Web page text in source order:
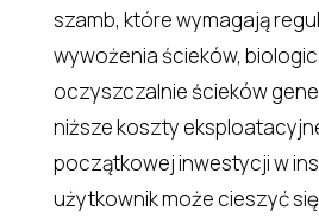
szamb, które wymagają
wywożenia ścieków,
oczyszczalnie ścieków
niższe koszty
początkowej inwestycji w
użytkownik może cieszyć